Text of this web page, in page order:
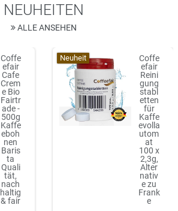
NEUHEITEN
ALLE ANSEHEN
Coffe
efair
Cafe
Crem
e Bio
Fairtr
ade -
500g
Kaffe
eboh
nen
Baris
ta
Quali
tät,
nach
haltig
& fair
Neuheit
Coffe
efair
Reini
gung
stabl
etten
für
Kaffe
evolla
utom
at
100 x
2,3g,
Alter
nativ
e zu
Frank
e